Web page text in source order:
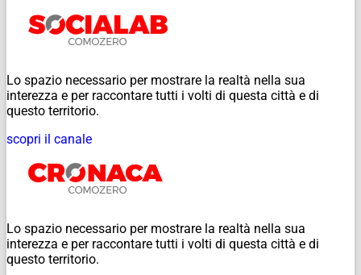
Lo spazio necessario per mostrare la realtà nella sua
interezza e per raccontare tutti i volti di questa città e di
questo territorio.
scopri il canale
Lo spazio necessario per mostrare la realtà nella sua
interezza e per raccontare tutti i volti di questa città e di
questo territorio.